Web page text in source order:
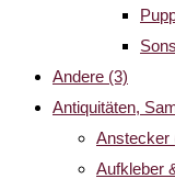
Andere (3)
Antiquitäten,
Anstecker
Aufkleber